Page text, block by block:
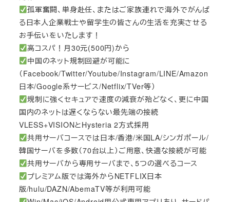
孤軍奮闘、単身赴任、またはご家族連れで海外でがんば
る日本人企業戦士や留学生の皆さんの生活を充実させる
お手伝いをいたします！
高コスパ！月30元(500円)から
中国のネット規制回避が可能に
（Facebook/Twitter/Youtube/Instagram/LINE/Amazon
日本/Google系サービス/Netflix/TVer等）
規制に強くセキュアで速度の減衰が殆どなく、更に中国
国内のネットは遅くならない最先端の接続
VLESS+VISIONとHysteria 2方式採用
共用サーバコースでは日本/香港/米国LA/シンガポール/
韓国サーバを多数（70台以上）ご用意、快適な接続が可能
共用サーバから専用サーバまで、5つの選べるコース
プレミアム版では海外からNETFLIX日本
版/hulu/DAZN/AbemaTV等が利用可能